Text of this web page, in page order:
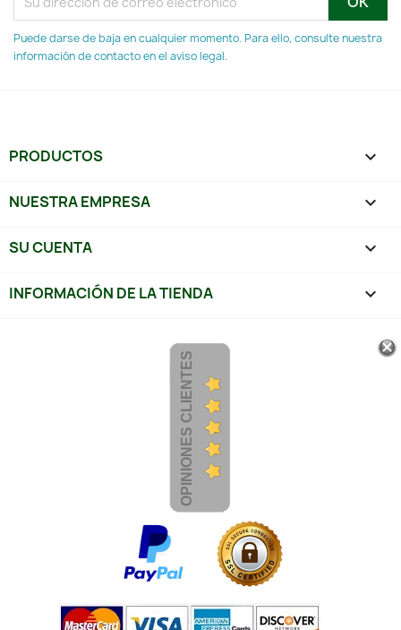
Puede darse de baja en cualquier momento. Para ello, consulte nuestra
información de contacto en el aviso legal.
PRODUCTOS 
NUESTRA EMPRESA 
SU CUENTA 
INFORMACIÓN DE LA TIENDA keyboard_arrow_down
OPINIONES CLIENTES